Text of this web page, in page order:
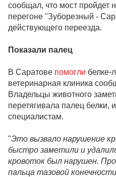
сообщал, что мост пройдет
перегоне "Зуборезный -
действующего переезда.
Показали палец
В Саратове помогли белке-
ветеринарная клиника
Владельцы животного
перетягивала палец белки,
специалистам.
"Это вызвало нарушение
быстро заметили и
кровоток был нарушен.
пальца тазовой